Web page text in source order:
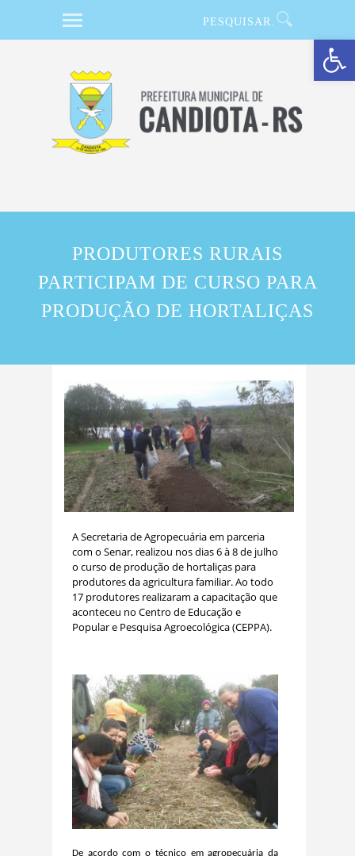
Barra de Ferramentas Aberta
PRODUTORES RURAIS
PARTICIPAM DE CURSO PARA
PRODUÇÃO DE HORTALIÇAS
A Secretaria de Agropecuária em parceria
com o Senar, realizou nos dias 6 à 8 de julho
o curso de produção de hortaliças para
produtores da agricultura familiar.Ao todo
17 produtores realizaram a capacitação que
aconteceu no Centro de Educação e
Popular e Pesquisa Agroecológica (CEPPA).
De acordo com o técnico em agropecuária da